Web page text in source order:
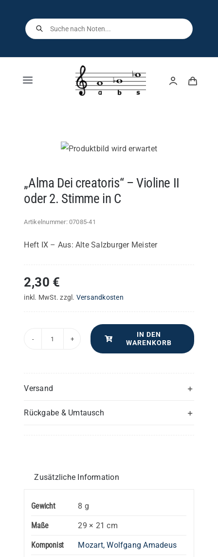
content
Products
search
Toggle
Kontakt
„Alma Dei creatoris“ – Violine II
oder 2. Stimme in C
Artikelnummer: 07085-41
Heft IX – Aus: Alte Salzburger Meister
2,30 €
inkl. MwSt. zzgl. Versandkosten
–
II
in
Menge
IN DEN
WARENKORB
Versand
Rückgabe & Umtausch
Zusätzliche Information
Gewicht 8 g
Maße 29 × 21 cm
Komponist
Mozart, Wolfgang Amadeus